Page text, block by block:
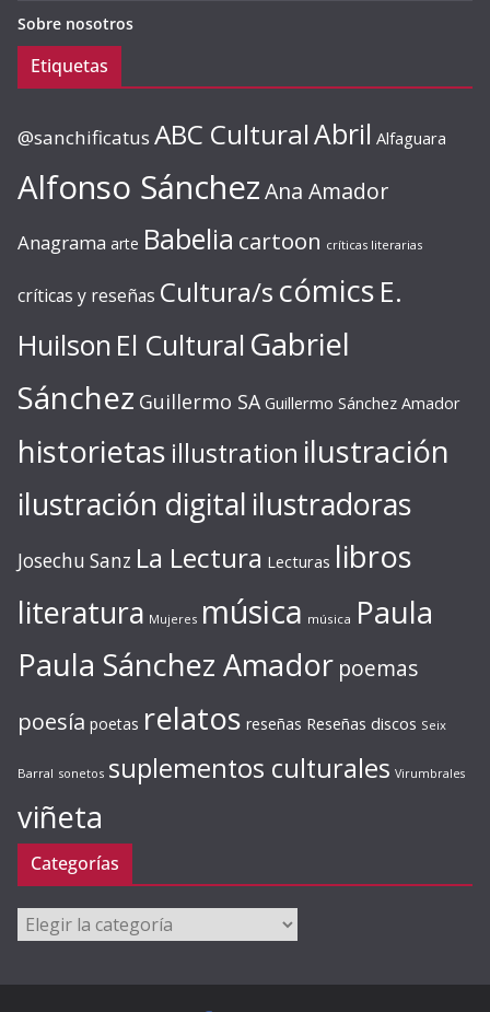
Sobre nosotros
Etiquetas
@sanchificatus ABC CulturalAbril Alfaguara
Alfonso SánchezAna Amador
Anagrama arte Babelia cartoon críticas literarias
críticas y reseñas Cultura/s cómics E.
Huilson El Cultural Gabriel
Sánchez Guillermo SA Guillermo Sánchez Amador
historietas illustration ilustración
ilustración digital ilustradoras
Josechu Sanz La Lectura Lecturas libros
literatura Mujeres música música Paula
Paula Sánchez Amador poemas
poesía poetas relatos reseñas Reseñas discos Seix
Barral sonetos suplementos culturales Virumbrales
viñeta
Categorías
Categorías